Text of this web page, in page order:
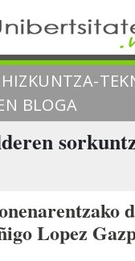
HIZKUNTZA-
BLOGA
Lopez